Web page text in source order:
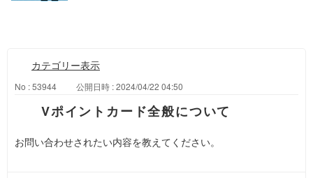
カテゴリー表示
No : 53944 公開日時 : 2024/04/22 04:50
Vポイントカード全般について
お問い合わせされたい内容を教えてください。